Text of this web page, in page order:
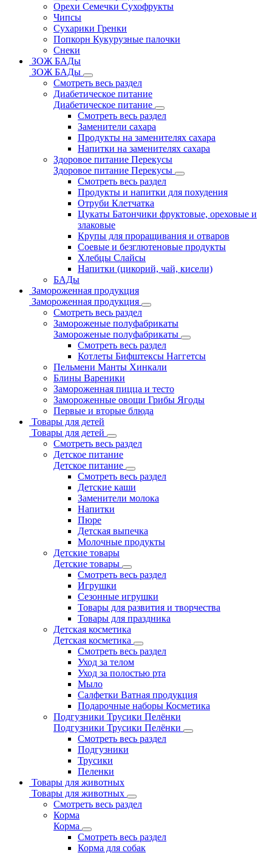
Орехи Семечки Сухофрукты
Чипсы
Сухарики Гренки
Попкорн Кукурузные палочки
Снеки
ЗОЖ БАДы
ЗОЖ БАДы
Смотреть весь раздел
Диабетическое питание
Диабетическое питание
Смотреть весь раздел
Заменители сахара
Продукты на заменителях сахара
Напитки на заменителях сахара
Здоровое питание Перекусы
Здоровое питание Перекусы
Смотреть весь раздел
Продукты и напитки для похудения
Отруби Клетчатка
Цукаты Батончики фруктовые, ореховые и
злаковые
Крупы для проращивания и отваров
Соевые и безглютеновые продукты
Хлебцы Слайсы
Напитки (цикорий, чай, кисели)
БАДы
Замороженная продукция
Замороженная продукция
Смотреть весь раздел
Замороженые полуфабрикаты
Замороженые полуфабрикаты
Смотреть весь раздел
Котлеты Бифштексы Наггетсы
Пельмени Манты Хинкали
Блины Вареники
Замороженная пицца и тесто
Замороженные овощи Грибы Ягоды
Первые и вторые блюда
Товары для детей
Товары для детей
Смотреть весь раздел
Детское питание
Детское питание
Смотреть весь раздел
Детские каши
Заменители молока
Напитки
Пюре
Детская выпечка
Молочные продукты
Детские товары
Детские товары
Смотреть весь раздел
Игрушки
Сезонные игрушки
Товары для развития и творчества
Товары для праздника
Детская косметика
Детская косметика
Смотреть весь раздел
Уход за телом
Уход за полостью рта
Мыло
Салфетки Ватная продукция
Подарочные наборы Косметика
Подгузники Трусики Пелёнки
Подгузники Трусики Пелёнки
Смотреть весь раздел
Подгузники
Трусики
Пеленки
Товары для животных
Товары для животных
Смотреть весь раздел
Корма
Корма
Смотреть весь раздел
Корма для собак